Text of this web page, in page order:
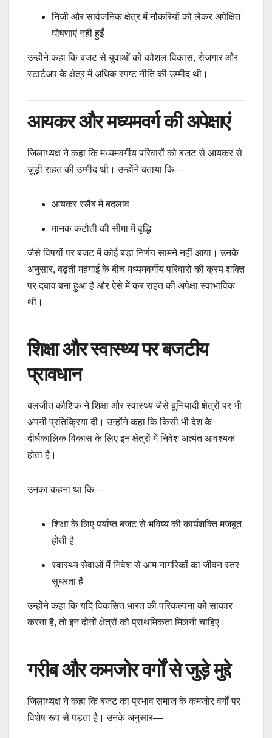
निजी और सार्वजनिक क्षेत्र में नौकरियों को लेकर अपेक्षित
घोषणाएं नहीं हुईं
उन्होंने कहा कि बजट से युवाओं को कौशल विकास, रोजगार और
स्टार्टअप के क्षेत्र में अधिक स्पष्ट नीति की उम्मीद थी।
आयकर और मध्यमवर्ग की अपेक्षाएं
जिलाध्यक्ष ने कहा कि मध्यमवर्गीय परिवारों को बजट से आयकर से
जुड़ी राहत की उम्मीद थी। उन्होंने बताया कि—
आयकर स्लैब में बदलाव
मानक कटौती की सीमा में वृद्धि
जैसे विषयों पर बजट में कोई बड़ा निर्णय सामने नहीं आया। उनके
अनुसार, बढ़ती महंगाई के बीच मध्यमवर्गीय परिवारों की क्रय शक्ति
पर दबाव बना हुआ है और ऐसे में कर राहत की अपेक्षा स्वाभाविक
थी।
शिक्षा और स्वास्थ्य पर बजटीय
प्रावधान
बलजीत कौशिक ने शिक्षा और स्वास्थ्य जैसे बुनियादी क्षेत्रों पर भी
अपनी प्रतिक्रिया दी। उन्होंने कहा कि किसी भी देश के
दीर्घकालिक विकास के लिए इन क्षेत्रों में निवेश अत्यंत आवश्यक
होता है।
उनका कहना था कि—
शिक्षा के लिए पर्याप्त बजट से भविष्य की कार्यशक्ति मजबूत
होती है
स्वास्थ्य सेवाओं में निवेश से आम नागरिकों का जीवन स्तर
सुधरता है
उन्होंने कहा कि यदि विकसित भारत की परिकल्पना को साकार
करना है, तो इन दोनों क्षेत्रों को प्राथमिकता मिलनी चाहिए।
गरीब और कमजोर वर्गों से जुड़े मुद्दे
जिलाध्यक्ष ने कहा कि बजट का प्रभाव समाज के कमजोर वर्गों पर
विशेष रूप से पड़ता है। उनके अनुसार—